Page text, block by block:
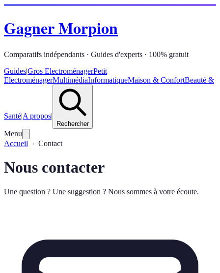
Gagner Morpion
Comparatifs indépendants · Guides d'experts · 100% gratuit
Guides|Gros ElectroménagerPetit
ElectroménagerMultimédiaInformatiqueMaison & ConfortBeauté &
Santé|A propos|
Rechercher
Menu
Accueil
Contact
Nous contacter
Une question ? Une suggestion ? Nous sommes à votre écoute.